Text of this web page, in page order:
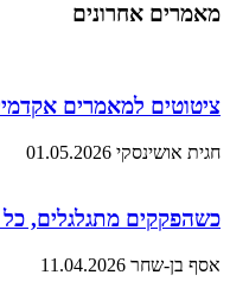
מאמרים אחרונים
ציטוטים למאמרים
חגית אושינסקי 01.05.2026
כשהפקקים מתגלגלים,
אסף בן-שחר 11.04.2026